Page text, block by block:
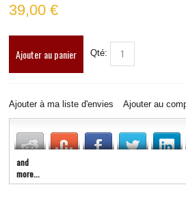
CONTACT
39,00 €
Ajouter au panier Qté:
Ajouter à ma liste d'envies Ajouter au
and
more...